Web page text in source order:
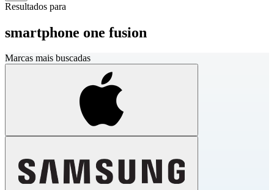
Resultados para
smartphone one fusion
Marcas mais buscadas